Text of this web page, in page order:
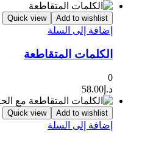
Add to wishlist
Quick view
إضافة إلى السلة
الكلمات المتقاطعة
0
د.إ 58.00
Add to wishlist
Quick view
إضافة إلى السلة